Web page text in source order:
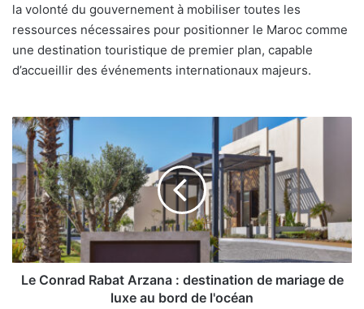
la volonté du gouvernement à mobiliser toutes les
ressources nécessaires pour positionner le Maroc comme
une destination touristique de premier plan, capable
d’accueillir des événements internationaux majeurs.
Le
Conrad
Rabat
Arzana
:
destination
de
mariage
de
luxe
Le Conrad Rabat Arzana : destination de mariage de
luxe au bord de l'océan